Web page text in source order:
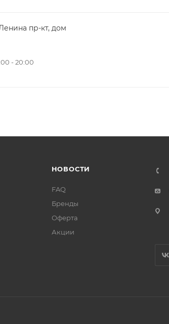
пр-кт, дом
- 20:00
НОВОСТИ
FAQ
Бренды
Оферта
Акции